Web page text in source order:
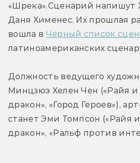
«Шрека».Сценарий напишут
Даня Хименес. Их прошлая
вошла в Чёрный список
латиноамериканских
Должность ведущего
Минцзюэ Хелен Чен («Райя
дракон», «Город Героев»),
станет Эми Томпсон («Райя
дракон», «Ральф против